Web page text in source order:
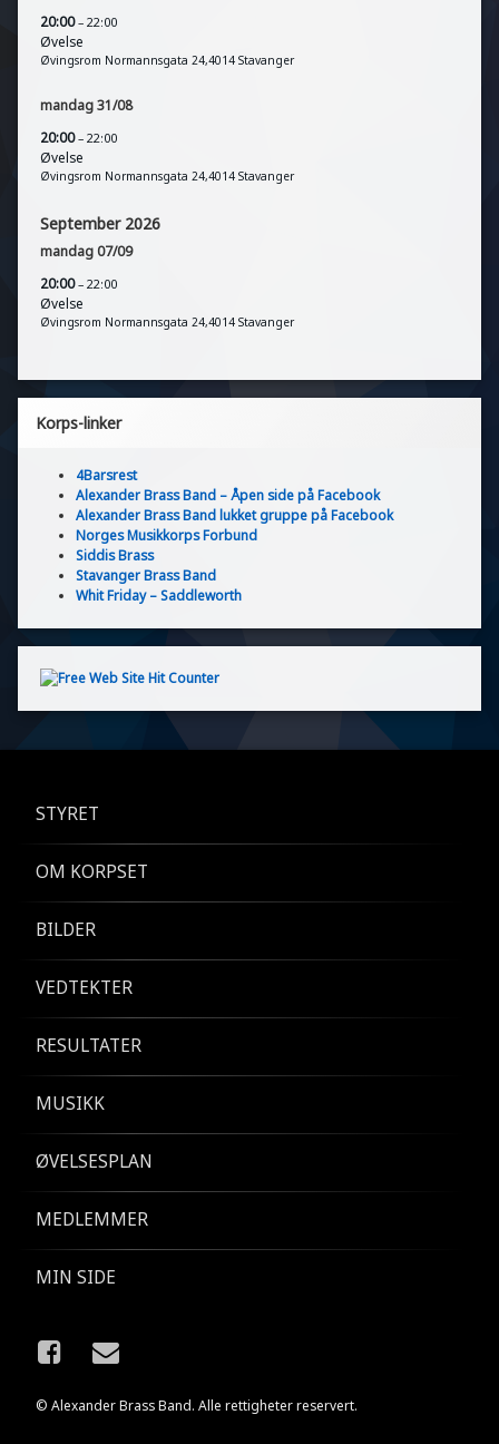
20:00– 22:00
Øvelse
Øvingsrom Normannsgata 24,4014 Stavanger
mandag31/08
20:00– 22:00
Øvelse
Øvingsrom Normannsgata 24,4014 Stavanger
September 2026
mandag07/09
20:00– 22:00
Øvelse
Øvingsrom Normannsgata 24,4014 Stavanger
Korps-linker
4Barsrest
Alexander Brass Band – Åpen side på Facebook
Alexander Brass Band lukket gruppe på Facebook
Norges Musikkorps Forbund
Siddis Brass
Stavanger Brass Band
Whit Friday – Saddleworth
STYRET
OM KORPSET
BILDER
VEDTEKTER
RESULTATER
MUSIKK
ØVELSESPLAN
MEDLEMMER
MIN SIDE
Facebook
E-post
© Alexander Brass Band. Alle rettigheter reservert.